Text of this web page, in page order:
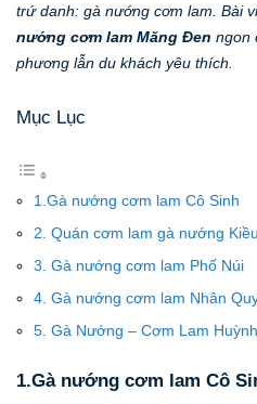
trứ danh: gà nướng cơm lam. Bài
nướng cơm lam Măng Đen ngon
phương lẫn du khách yêu thích.
Mục Lục
1.Gà nướng cơm lam Cô Sinh
2. Quán cơm lam gà nướng
3. Gà nướng cơm lam Phố Núi
4. Gà nướng cơm lam Nhân
5. Gà Nướng – Cơm Lam
1.Gà nướng cơm lam Cô